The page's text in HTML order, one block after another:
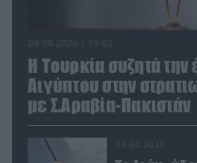
Η Τουρκία συζητά την
Αιγύπτου στην
με Σ.Αραβία-Πακιστάν